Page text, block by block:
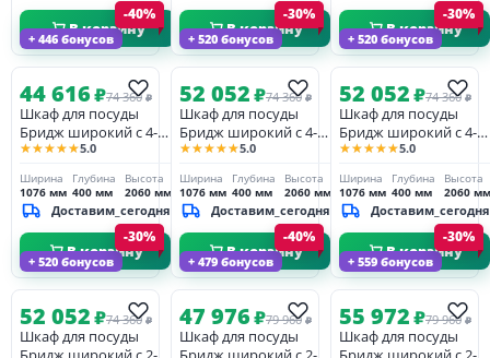
В корзину В корзину В корзину
+ 446 бонусов
-40%
44 616₽74 360 ₽
Шкаф для посуды
Бридж широкий с 4-
мя стеклянными
★★★★★5.0
Ширина
1076 мм
Глубина
400 мм
Высота
2060 мм
Доставим_сегодня
В корзину
+ 520 бонусов
-30%
52 052₽74 360 ₽
Шкаф для посуды
Бридж широкий с 4-
мя стеклянными
серый 7012
★★★★★5.0
Ширина
1076 мм
Глубина
400 мм
Высота
2060 мм
Доставим_сегодня
В корзину
+ 520 бонусов
-30%
52 052₽74 360 ₽
Шкаф для посуды
Бридж широкий с 4-
мя стеклянными
белый лак
★★★★★5.0
Ширина
1076 мм
Глубина
400 мм
Высота
2060 мм
Доставим_сегодня
В корзину
+ 520 бонусов
-30%
52 052₽74 360 ₽
Шкаф для посуды
+ 479 бонусов
-40%
47 976₽79 960 ₽
Шкаф для посуды
+ 559 бонусов
-30%
55 972₽79 960 ₽
Шкаф для посуды